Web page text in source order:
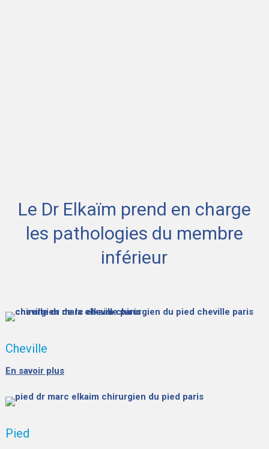
Le Dr Elkaïm prend en charge
les pathologies du membre
inférieur
Cheville
En savoir plus
Pied